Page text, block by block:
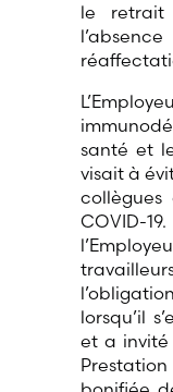
le retrait
santé et
visait à
COVID-
lorsqu’il
et a invité